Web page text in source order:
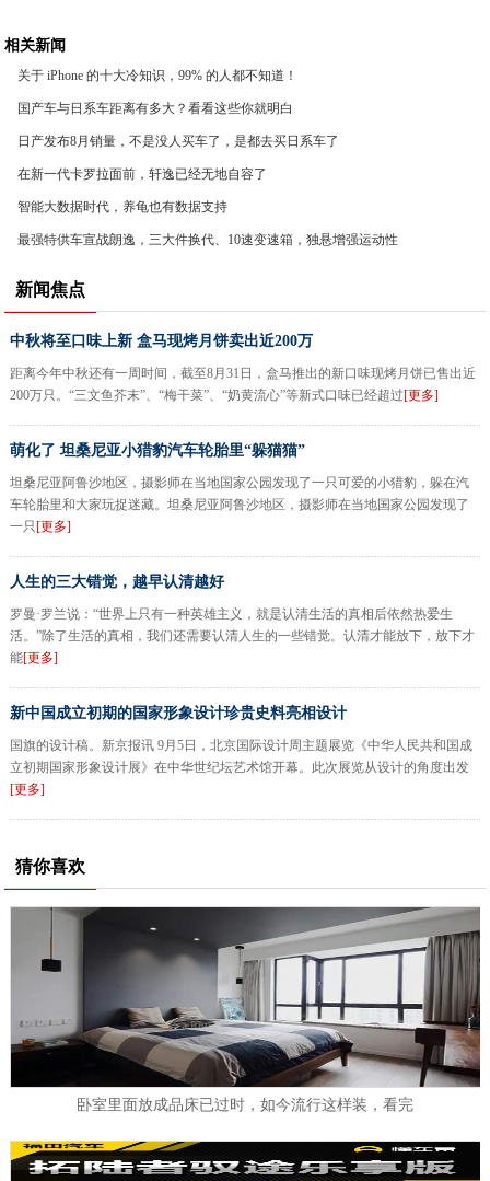
相关新闻
关于 iPhone 的十大冷知识，99% 的人都不知道！
国产车与日系车距离有多大？看看这些你就明白
​日产发布8月销量，不是没人买车了，是都去买日系车了
在新一代卡罗拉面前，轩逸已经无地自容了
智能大数据时代，养龟也有数据支持
最强特供车宣战朗逸，三大件换代、10速变速箱，独悬增强运动性
新闻焦点
中秋将至口味上新 盒马现烤月饼卖出近200万
距离今年中秋还有一周时间，截至8月31日，盒马推出的新口味现烤月饼已售出近
200万只。“三文鱼芥末”、“梅干菜”、“奶黄流心”等新式口味已经超过[更多]
萌化了 坦桑尼亚小猎豹汽车轮胎里“躲猫猫”
坦桑尼亚阿鲁沙地区，摄影师在当地国家公园发现了一只可爱的小猎豹，躲在汽
车轮胎里和大家玩捉迷藏。坦桑尼亚阿鲁沙地区，摄影师在当地国家公园发现了
一只 [更多]
人生的三大错觉，越早认清越好
罗曼·罗兰说：“世界上只有一种英雄主义，就是认清生活的真相后依然热爱生
活。”除了生活的真相，我们还需要认清人生的一些错觉。认清才能放下，放下才
能[更多]
新中国成立初期的国家形象设计珍贵史料亮相设计
国旗的设计稿。新京报讯 9月5日，北京国际设计周主题展览《中华人民共和国成
立初期国家形象设计展》在中华世纪坛艺术馆开幕。此次展览从设计的角度出发
[更多]
猜你喜欢
卧室里面放成品床已过时，如今流行这样装，看完